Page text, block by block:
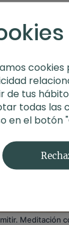
Meditación
de tus
todas las
en el botón